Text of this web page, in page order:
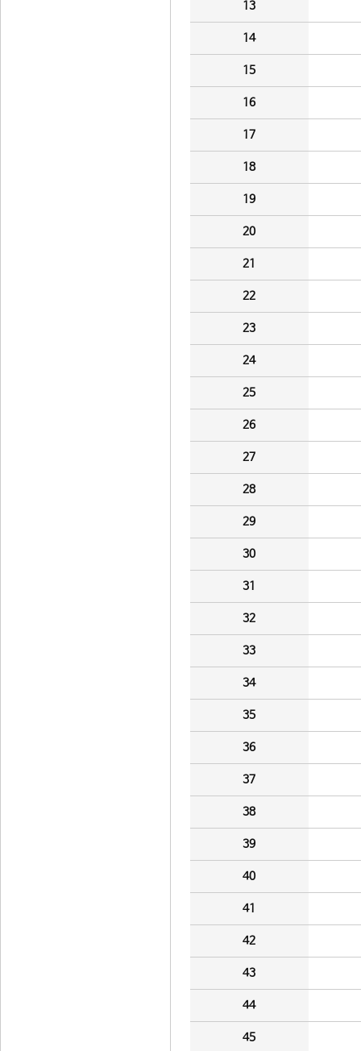
13
14
15
16
17
18
19
20
21
22
23
24
25
26
27
28
29
30
31
32
33
34
35
36
37
38
39
40
41
42
43
44
45